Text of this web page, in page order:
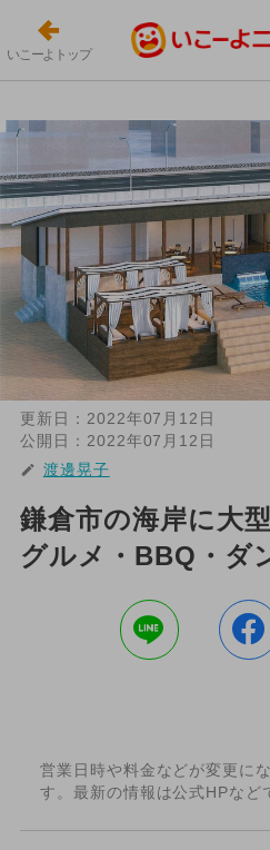
いこーよトップ
更新日： 2022年07月12日
公開日： 2022年07月12日
渡邊晃子
鎌倉市の海岸に大
グルメ・BBQ・ダ
営業日時や料金などが変更に
す。最新の情報は公式HPなど